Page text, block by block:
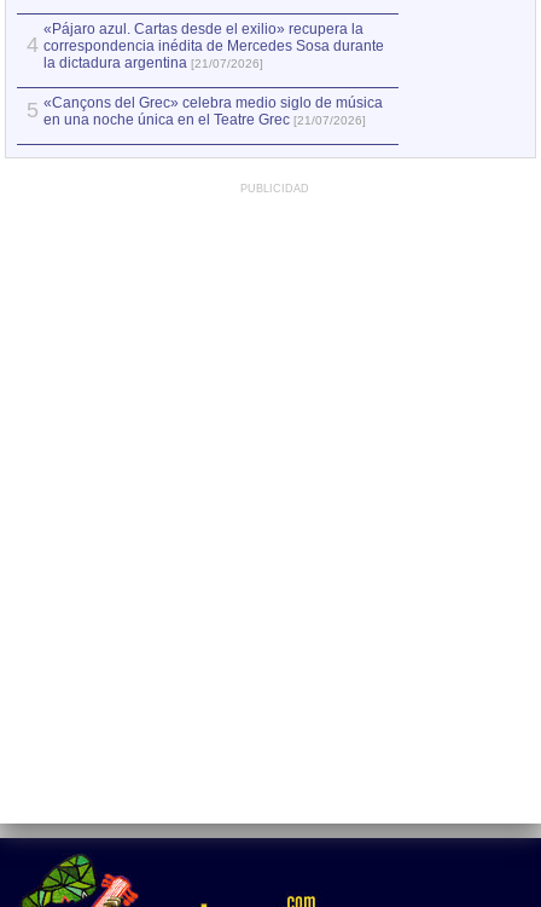
4
«Pájaro azul. Cartas desde el exilio» recupera la
correspondencia inédita de Mercedes Sosa durante
la dictadura argentina [21/07/2026]
5 «Cançons del Grec» celebra medio siglo de música
en una noche única en el Teatre Grec [21/07/2026]
PUBLICIDAD